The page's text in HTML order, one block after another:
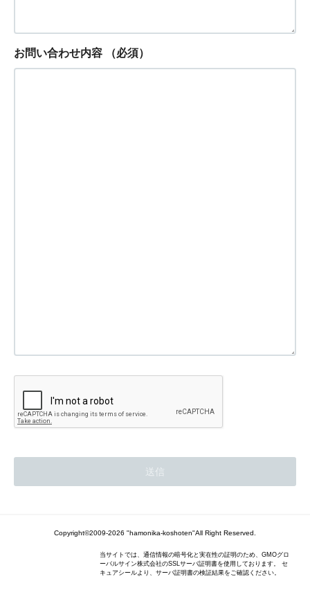
お問い合わせ内容 （必須）
Copyright©2009-2026 "hamonika-koshoten"All Right Reserved.
当サイトでは、通信情報の暗号化と実在性の証明のため、GMOグロ
ーバルサイン株式会社のSSLサーバ証明書を使用しております。 セ
キュアシールより、サーバ証明書の検証結果をご確認ください。